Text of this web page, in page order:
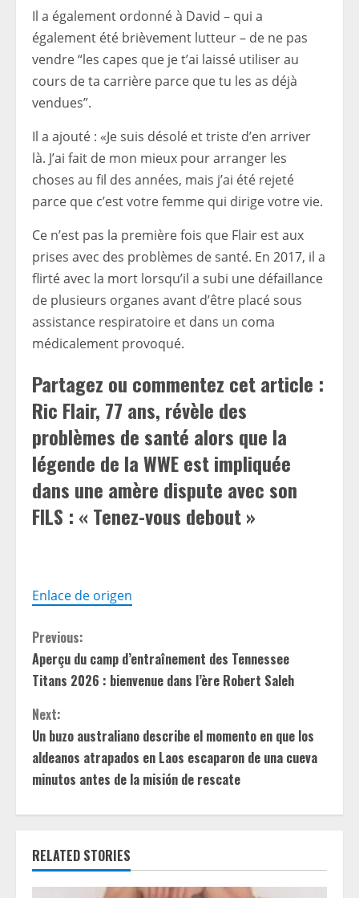
Il a également ordonné à David – qui a
également été brièvement lutteur – de ne pas
vendre “les capes que je t’ai laissé utiliser au
cours de ta carrière parce que tu les as déjà
vendues”.
Il a ajouté : «Je suis désolé et triste d’en arriver
là. J’ai fait de mon mieux pour arranger les
choses au fil des années, mais j’ai été rejeté
parce que c’est votre femme qui dirige votre vie.
Ce n’est pas la première fois que Flair est aux
prises avec des problèmes de santé. En 2017, il a
flirté avec la mort lorsqu’il a subi une défaillance
de plusieurs organes avant d’être placé sous
assistance respiratoire et dans un coma
médicalement provoqué.
Partagez ou commentez cet article :
Ric Flair, 77 ans, révèle des
problèmes de santé alors que la
légende de la WWE est impliquée
dans une amère dispute avec son
FILS : « Tenez-vous debout »
Enlace de origen
C
o
n
t
i
n
u
e
Previous:
Aperçu du camp d’entraînement des Tennessee
Titans 2026 : bienvenue dans l’ère Robert Saleh
Next:
Un buzo australiano describe el momento en que los
aldeanos atrapados en Laos escaparon de una cueva
minutos antes de la misión de rescate
RELATED STORIES